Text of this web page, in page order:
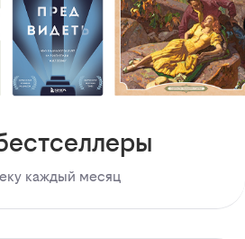
каждый месяц